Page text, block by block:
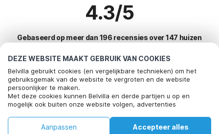
DEZE WEBSITE MAAKT GEBRUIK VAN COOKIES
Belvilla gebruikt cookies (en vergelijkbare technieken) om het
gebruiksgemak van de website te vergroten en de website
persoonlijker te maken.
Met deze cookies kunnen Belvilla en derde partijen u op en
mogelijk ook buiten onze website volgen, advertenties
social media.
Door op "accepteren" te klikken gaat u hiermee akkoord. Meer
Accepteer alles
Aanpassen
4.3/5
Gebaseerd op meer dan 196 recensies over 147 huizen
Meest populaire bestemmingen voor
vakantie
Top steden met top voorzieningen voor vakantie
Kindvriendelijke vakantiehuizen bayeux
Top steden met top voorzieningen voor vakantie